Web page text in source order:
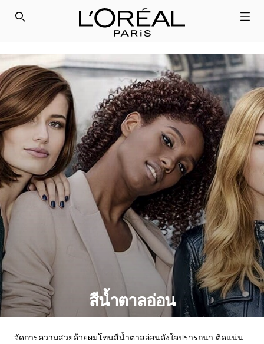
SEARCH THIS SITE
สีน้ำตาลอ่อน
จัดการความสวยด้วยผมโทนสีน้ำตาลอ่อนดังใจปรารถนา ติดแน่น